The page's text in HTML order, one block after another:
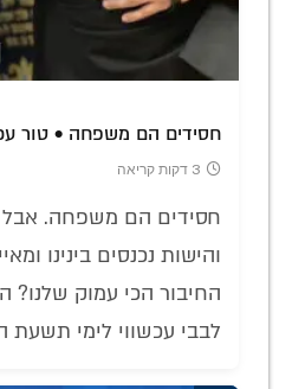
חסידים הם משפחה • טור
3 דקות קריאה
חסידים הם משפחה. אבל
והישות נכנסים בינינו
החיבור הכי עמוק שלנו?
לבבי עכשווי לימי תשעת